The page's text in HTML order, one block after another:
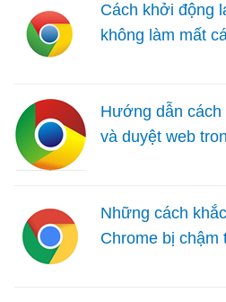
Cách khởi động
không làm mất
Hướng dẫn
và duyệt web
Những cách
Chrome bị chậm